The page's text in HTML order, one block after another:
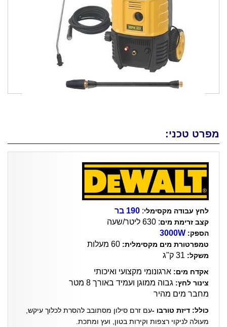
מפרט טכני:
לחץ עבודה מקסימלי: 190 בר
קצב זרימת מים: 630 ליטר/שעה
הספק: 3000W
טמפרטורת מים מקסימלית:
משקל:
אקדח מים: ארגונומי מקצועי ואיכותי
צינור לחץ: גבוה ממוגן ועמיד באורך 8 מטר
מחבר מים מהיר
כולל: דיזת טורבו -עם זרם סילון מסתובב להסרת לכלוך עיקש,
מעולה לניקוי רצפות וקירות בטון, ועץ ומתכת.